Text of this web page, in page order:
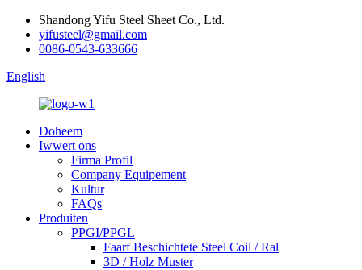
Shandong Yifu Steel Sheet Co., Ltd.
yifusteel@gmail.com
0086-0543-633666
English
Doheem
Iwwert ons
Firma Profil
Company Equipement
Kultur
FAQs
Produiten
PPGI/PPGL
Faarf Beschichtete Steel Coil / Ral
3D / Holz Muster